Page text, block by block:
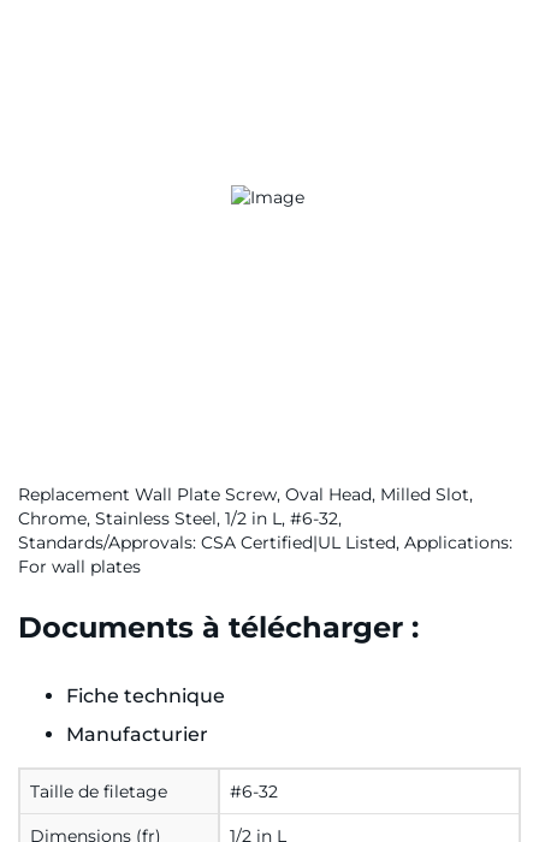
Replacement Wall Plate Screw, Oval Head, Milled Slot,
Chrome, Stainless Steel, 1/2 in L, #6-32,
Standards/Approvals: CSA Certified|UL Listed, Applications:
For wall plates
Documents à télécharger :
Fiche technique
Manufacturier
Taille de filetage #6-32
Dimensions (fr) 1/2 in L